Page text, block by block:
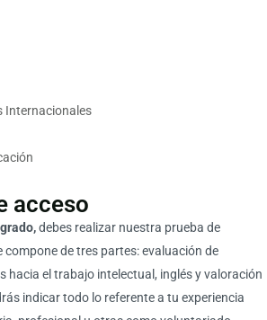
Internacionales
acceso
debes realizar nuestra prueba de
de tres partes: evaluación de
hacia el trabajo intelectual, inglés y valoración
indicar todo lo referente a tu experiencia